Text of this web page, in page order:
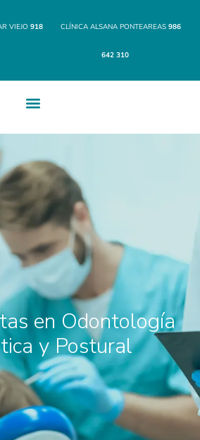
VIEJO918 CLÍNICA ALSANA PONTEAREAS 986
642 310
en Odontología
y Postural